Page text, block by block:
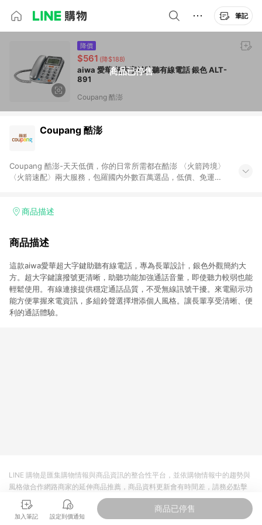
筆記
商品已停售
降價
$561 (降$188)
aiwa 愛華 超大字鍵助聽有線電話 銀色 ALT-
891
Coupang 酷澎
Coupang 酷澎
Coupang 酷澎-天天低價，你的日常所需都在酷澎 〈火箭跨境〉
〈火箭速配〉兩大服務，包羅國內外數百萬選品，低價、免運，
加入WOW會員告別湊免運，火箭速配、火箭跨境優質選品不限金
商品描述
商品描述
這款aiwa愛華超大字鍵助聽有線電話，專為長輩設計，銀色外觀簡約大
方。超大字鍵讓撥號更清晰，助聽功能加強通話音量，即使聽力較弱也能
輕鬆使用。有線連接提供穩定通話品質，不受無線訊號干擾。來電顯示功
能方便掌握來電資訊，多組鈴聲選擇增添個人風格。讓長輩享受清晰、便
利的通話體驗。
加入筆記 設定到價通知
商品已停售
LINE 購物是匯集購物情報與商品資訊的整合性平台，並依購物情報中的趨勢與
風格做合作網路商家的延伸商品推薦，商品資料更新會有時間差，請務必點擊
商品至各合作網路商家，確認現售價與購物條件，一切資訊以合作廠商網頁為
準。